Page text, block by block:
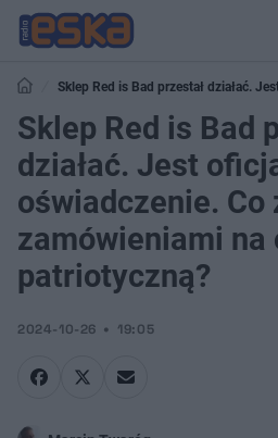
Sklep Red is Bad przestał działać.
zamówieniami na odzież patriotyczną?
Sklep Red is Bad
działać. Jest
oświadczenie. Co
zamówieniami na
patriotyczną?
2024-10-26 19:05